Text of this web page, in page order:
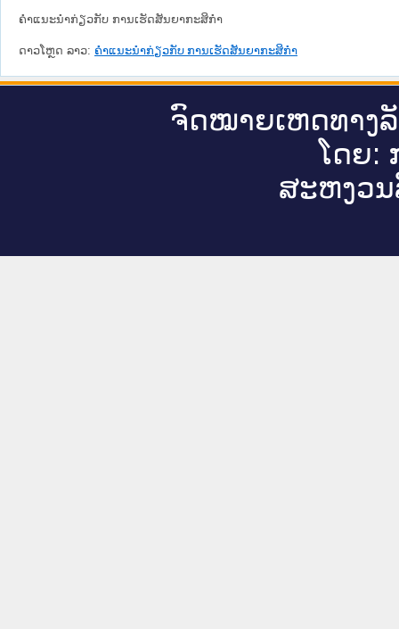
ຄຳແນະນຳກ່ຽວກັບ ການເຮັດສັນຍາກະສິກຳ
ດາວໂຫຼດ ລາວ: ຄຳແນະນຳກ່ຽວກັບ ການເຮັດສັນຍາກະສິກຳ
ຈົດ​ໝາຍ​ເຫດ​ທາງ​
ໂດຍ:
ສະ​ຫງວນ​